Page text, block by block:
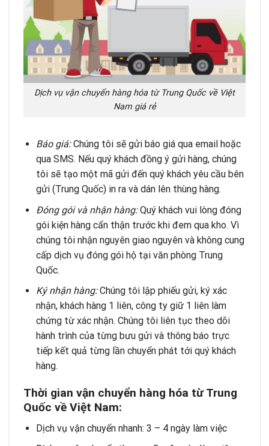
Dịch vụ vận chuyển hàng hóa từ Trung Quốc về Việt
Nam giá rẻ
Báo giá: Chúng tôi sẽ gửi báo giá qua email hoặc
qua SMS. Nếu quý khách đồng ý gửi hàng, chúng
tôi sẽ tạo một mã gửi đến quý khách yêu cầu bên
gửi (Trung Quốc) in ra và dán lên thùng hàng.
Đóng gói và nhận hàng:Quý khách vui lòng đóng
gói kiện hàng cẩn thận trước khi đem qua kho. Vì
chúng tôi nhận nguyên giao nguyên và không cung
cấp dịch vụ đóng gói hộ tại văn phòng Trung
Quốc.
Ký nhận hàng: Chúng tôi lập phiếu gửi, ký xác
nhận, khách hàng 1 liên, công ty giữ 1 liên làm
chứng từ xác nhận. Chúng tôi liên tục theo dõi
hành trình của từng bưu gửi và thông báo trực
tiếp kết quả từng lần chuyển phát tới quý khách
hàng.
Thời gian vận chuyển hàng hóa từ Trung
Quốc về Việt Nam:
Dịch vụ vận chuyển nhanh: 3 – 4 ngày làm việc